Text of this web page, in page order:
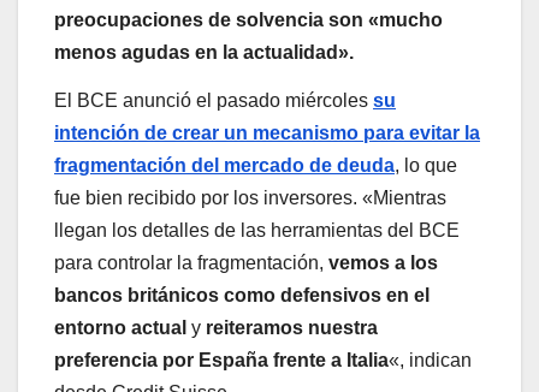
preocupaciones de solvencia son «mucho
menos agudas en la actualidad».
El BCE anunció el pasado miércoles su
intención de crear un mecanismo para evitar la
fragmentación del mercado de deuda, lo que
fue bien recibido por los inversores. «Mientras
llegan los detalles de las herramientas del BCE
para controlar la fragmentación, vemos a los
bancos británicos como defensivos en el
entorno actual y reiteramos nuestra
preferencia por España frente a Italia«, indican